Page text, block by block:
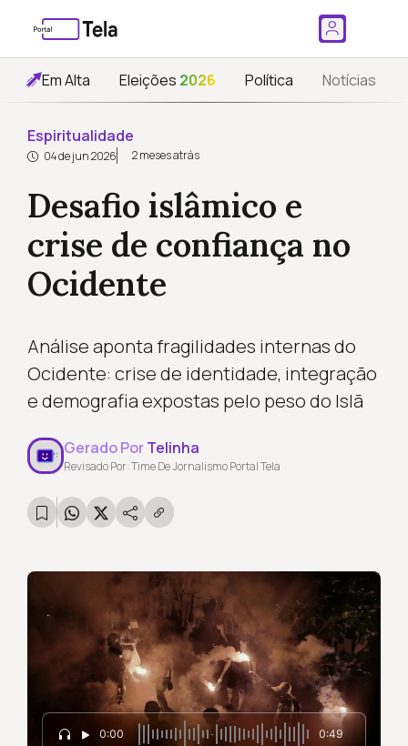
Em Alta Eleições 2026 Política Notícias
Espiritualidade
04 de jun 2026 2 meses atrás
Desafio islâmico e
crise de confiança no
Ocidente
Análise aponta fragilidades internas do
Ocidente: crise de identidade, integração
e demografia expostas pelo peso do Islã
Gerado PorTelinha
Revisado Por: Time De Jornalismo Portal Tela
0:00 0:49